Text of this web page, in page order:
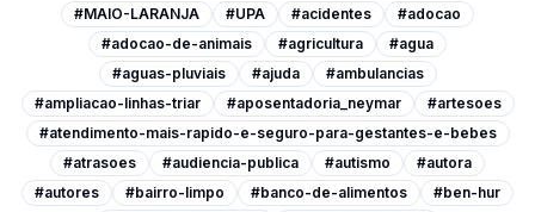
#MAIO-LARANJA
#UPA #acidentes
#adocao
#adocao-de-animais
#agricultura
#agua
#aguas-pluviais
#ajuda
#ambulancias
#ampliacao-linhas-triar
#aposentadoria_neymar
#artesoes
#atendimento-mais-rapido-e-seguro-para-gestantes-e-bebes
#atrasoes
#audiencia-publica #autismo
#autora
#autores
#bairro-limpo #banco-de-alimentos
#ben-hur